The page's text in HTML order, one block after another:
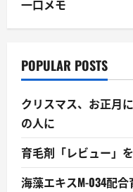
一口メモ
POPULAR POSTS
クリスマス、お正月
の人に
育毛剤「レビュー」
海藻エキスM-034配